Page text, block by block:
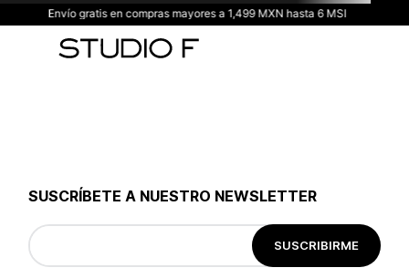
Envío gratis en compras mayores a 1,499 MXN hasta 6 MSI
SUSCRÍBETE A NUESTRO NEWSLETTER
SUSCRIBIRME